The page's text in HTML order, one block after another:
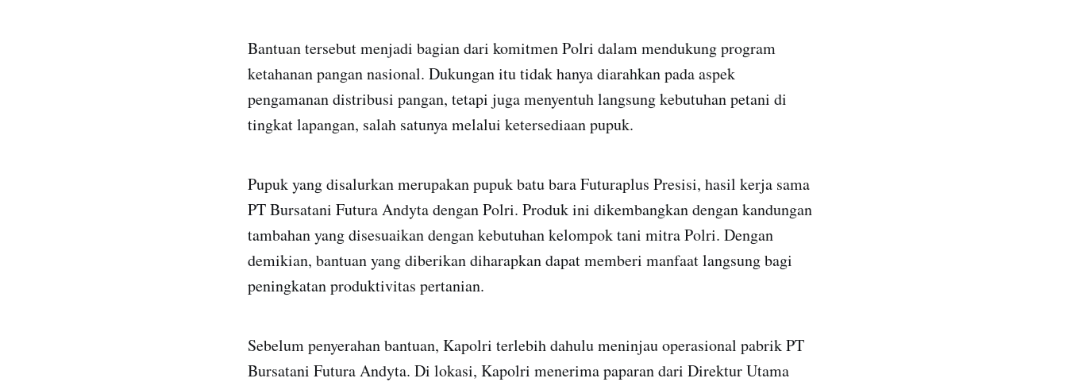
Bantuan tersebut menjadi bagian dari komitmen Polri dalam mendukung program
ketahanan pangan nasional. Dukungan itu tidak hanya diarahkan pada aspek
pengamanan distribusi pangan, tetapi juga menyentuh langsung kebutuhan petani di
tingkat lapangan, salah satunya melalui ketersediaan pupuk.
Pupuk yang disalurkan merupakan pupuk batu bara Futuraplus Presisi, hasil kerja sama
PT Bursatani Futura Andyta dengan Polri. Produk ini dikembangkan dengan kandungan
tambahan yang disesuaikan dengan kebutuhan kelompok tani mitra Polri. Dengan
demikian, bantuan yang diberikan diharapkan dapat memberi manfaat langsung bagi
peningkatan produktivitas pertanian.
Sebelum penyerahan bantuan, Kapolri terlebih dahulu meninjau operasional pabrik PT
Bursatani Futura Andyta. Di lokasi, Kapolri menerima paparan dari Direktur Utama